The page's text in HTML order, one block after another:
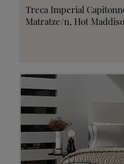
Treca Imperial
Matratze/n, Hot